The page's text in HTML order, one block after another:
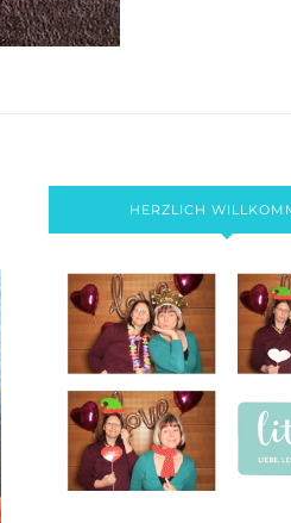
HERZLICH